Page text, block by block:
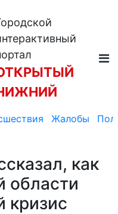
Жалобы
как
области
кризис